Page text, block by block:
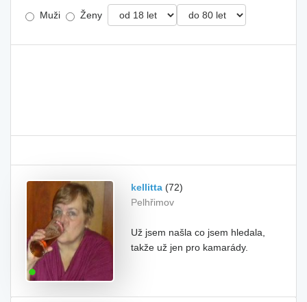
Muži Ženy
kellitta (72)
Pelhřimov
Už jsem našla co jsem hledala,
takže už jen pro kamarády.